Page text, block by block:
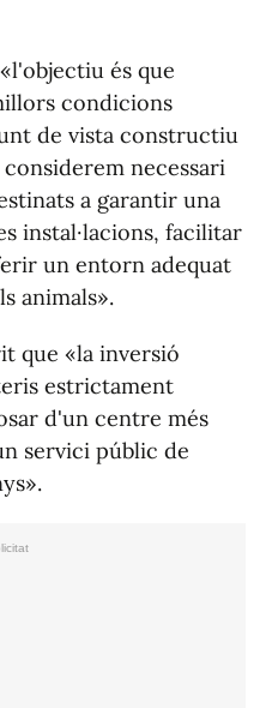
és que
condicions
de vista constructiu
necessari
a garantir una
instal·lacions, facilitar
un entorn adequat
animals».
que «la inversió
estrictament
d'un centre més
servici públic de